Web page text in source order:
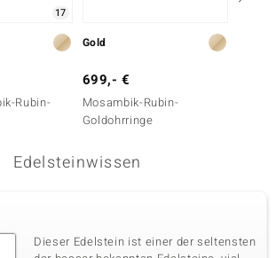
17
Rubin-
Gold
699,- €
Mosambik-Rubin-
Goldohrringe
Edelsteinwissen
Dieser Edelstein ist einer der seltensten